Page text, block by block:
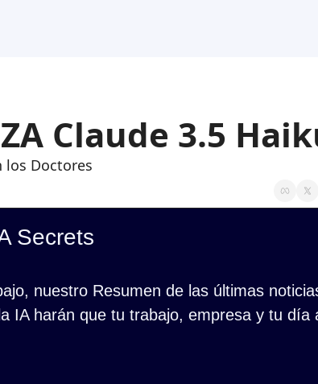
Claude 3.5
los Doctores
Secrets
nuestro Resumen de las últimas
IA harán que tu trabajo, empresa y tu día